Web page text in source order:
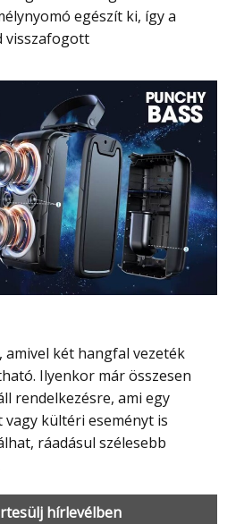
egészít ki, így a
visszafogott
Ilyenkor már összesen
rendelkezésre, ami egy
kültéri eseményt is
ráadásul szélesebb
hírlevélben